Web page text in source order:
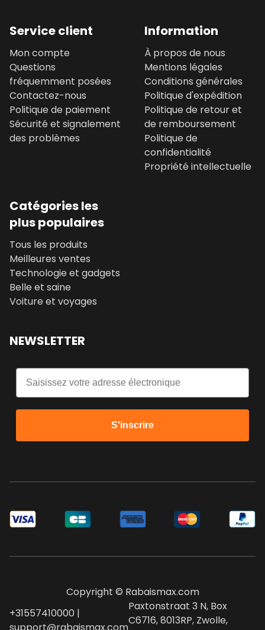
Service client
Mon compte
Questions
fréquemment posées
Contactez-nous
Politique de paiement
Sécurité et signalement
des problèmes
Information
À propos de nous
Mentions légales
Conditions générales
Politique d'expédition
Politique de retour et
de remboursement
Politique de
confidentialité
Propriété intellectuelle
Catégories les
plus populaires
Tous les produits
Meilleures ventes
Technologie et gadgets
Belle et saine
Voiture et voyages
NEWSLETTER
Email
S'inscrire
Copyright © Rabaismax.com
+31557410000 |
Paxtonstraat 3 N, Box
C6716, 8013RP, Zwolle,